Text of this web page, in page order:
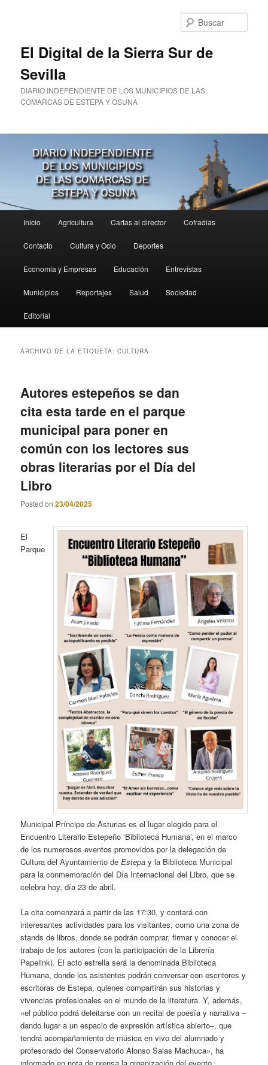
El Digital de la Sierra Sur de
Sevilla
DIARIO INDEPENDIENTE DE LOS MUNICIPIOS DE LAS
COMARCAS DE ESTEPA Y OSUNA
principal
Inicio Agricultura Cartas al director Cofradias
Contacto Cultura y Ocio Deportes
Economia y Empresas Educación Entrevistas
Municipios Reportajes Salud Sociedad
Editorial
ARCHIVO DE LA ETIQUETA:CULTURA
Autores estepeños se dan
cita esta tarde en el parque
municipal para poner en
común con los lectores sus
obras literarias por el Día del
Libro
Posted on23/04/2025
El
Parque
Municipal Príncipe de Asturias es el lugar elegido para el
Encuentro Literario Estepeño ‘Biblioteca Humana’, en el marco
de los numerosos eventos promovidos por la delegación de
Cultura del Ayuntamiento deEstepa y la Biblioteca Municipal
para la conmemoración del Día Internacional del Libro, que se
celebra hoy, día 23 de abril.
La cita comenzará a partir de las 17:30, y contará con
interesantes actividades para los visitantes, como una zona de
stands de libros, donde se podrán comprar, firmar y conocer el
trabajo de los autores (con la participación de la Librería
Papelink). El acto estrella será la denominada Biblioteca
Humana, donde los asistentes podrán conversar con escritores y
escritoras de Estepa, quienes compartirán sus historias y
vivencias profesionales en el mundo de la literatura. Y, además,
«el público podrá deleitarse con un recital de poesía y narrativa –
dando lugar a un espacio de expresión artística abierto–, que
tendrá acompañamiento de música en vivo del alumnado y
profesorado del Conservatorio Alonso Salas Machuca», ha
informado en nota de prensa la organización del evento.